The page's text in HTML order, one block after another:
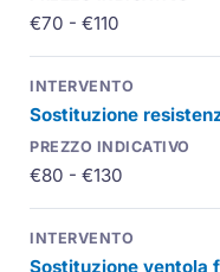
€70 - €110
Sostituzione
€80 - €130
Sostituzione ventola